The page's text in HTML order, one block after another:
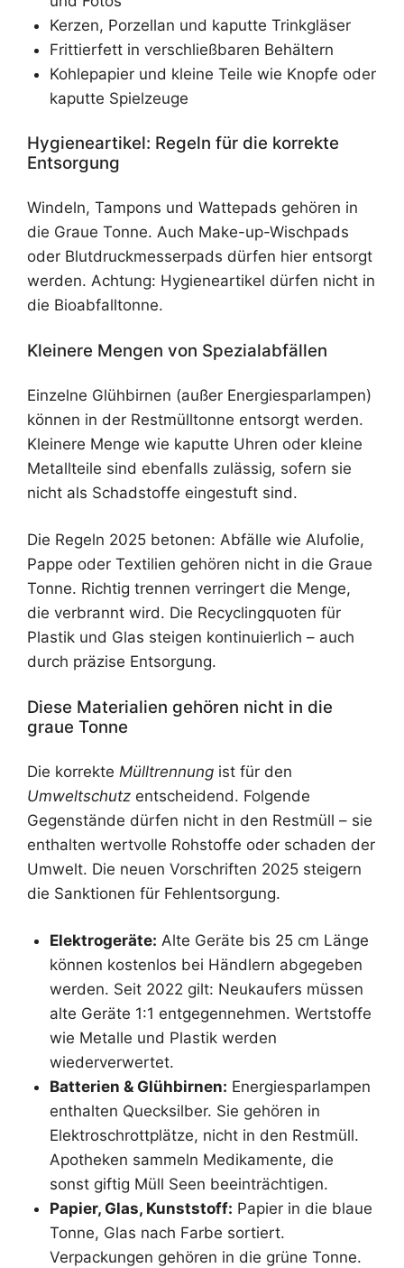
Kerzen, Porzellan und kaputte Trinkgläser
Frittierfett in verschließbaren Behältern
Kohlepapier und kleine Teile wie Knopfe oder
kaputte Spielzeuge
Hygieneartikel: Regeln für die korrekte
Entsorgung
Windeln, Tampons und Wattepads gehören in
die Graue Tonne. Auch Make-up-Wischpads
oder Blutdruckmesserpads dürfen hier entsorgt
werden. Achtung: Hygieneartikel dürfen nicht in
die Bioabfalltonne.
Kleinere Mengen von Spezialabfällen
Einzelne Glühbirnen (außer Energiesparlampen)
können in der Restmülltonne entsorgt werden.
Kleinere Menge wie kaputte Uhren oder kleine
Metallteile sind ebenfalls zulässig, sofern sie
nicht als Schadstoffe eingestuft sind.
Die Regeln 2025 betonen: Abfälle wie Alufolie,
Pappe oder Textilien gehören nicht in die Graue
Tonne. Richtig trennen verringert die Menge,
die verbrannt wird. Die Recyclingquoten für
Plastik und Glas steigen kontinuierlich – auch
durch präzise Entsorgung.
Diese Materialien gehören nicht in die
graue Tonne
Die korrekte Mülltrennung ist für den
Umweltschutz entscheidend. Folgende
Gegenstände dürfen nicht in den Restmüll – sie
enthalten wertvolle Rohstoffe oder schaden der
Umwelt. Die neuen Vorschriften 2025 steigern
die Sanktionen für Fehlentsorgung.
Elektrogeräte: Alte Geräte bis 25 cm Länge
können kostenlos bei Händlern abgegeben
werden. Seit 2022 gilt: Neukaufers müssen
alte Geräte 1:1 entgegennehmen. Wertstoffe
wie Metalle und Plastik werden
wiederverwertet.
Batterien & Glühbirnen: Energiesparlampen
enthalten Quecksilber. Sie gehören in
Elektroschrottplätze, nicht in den Restmüll.
Apotheken sammeln Medikamente, die
sonst giftig Müll Seen beeinträchtigen.
Papier, Glas, Kunststoff: Papier in die blaue
Tonne, Glas nach Farbe sortiert.
Verpackungen gehören in die grüne Tonne.